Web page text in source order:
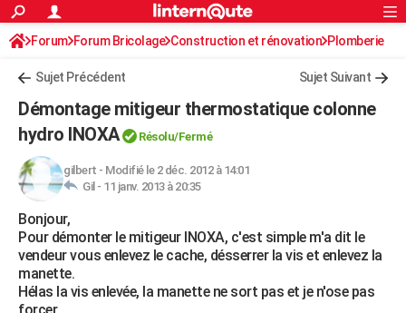
ACTUALITÉS
Politique
Société
Faits Divers
Education
Monde
Villes
+
Programme TV
TNTStreaming
Cinéma
Sorties cinéma
Musique
+FINANCE
Retraite
Impôts
Epargne
Immobilier
Risques naturels par ville
Banque
Assurance
Crédit
AUTO
Essais
Réserver un essai
Citadines
Berlines
SUV
Forum auto
HIGH-TECH
Mobiles
Meilleur smartphone
Internet
Ordinateurs
Jeux vidéo
Guide high-tech
BRICOLAGE
Forum
Aménagement intérieur
Extérieur
Cuisine
Salle de bains
Jardinage
Rangement
WEEK-END
Rechercher
S'inscrire
Connexion
Forum Forum Bricolage Construction et rénovation Plomberie
Sujet Précédent Sujet Suivant
Démontage mitigeur thermostatique colonne
hydro INOXA
Résolu/Fermé
gilbert - Modifié le 2 déc. 2012 à 14:01
Gil - 11 janv. 2013 à 20:35
Bonjour,
Pour démonter le mitigeur INOXA, c'est simple m'a dit le
vendeur vous enlevez le cache, désserrer la vis et enlevez la
manette.
Hélas la vis enlevée, la manette ne sort pas et je n'ose pas